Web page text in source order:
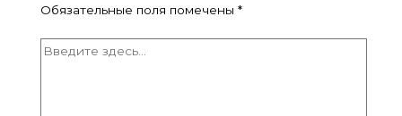
Обязательные поля помечены *
Введите